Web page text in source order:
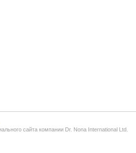
сайта компании Dr. Nona International Ltd.